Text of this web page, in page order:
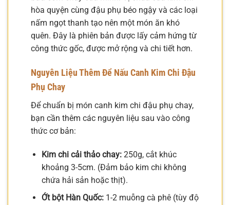
hòa quyện cùng đậu phụ béo ngậy và các loại
nấm ngọt thanh tạo nên một món ăn khó
quên. Đây là phiên bản được lấy cảm hứng từ
công thức gốc, được mở rộng và chi tiết hơn.
Nguyên Liệu Thêm Để Nấu Canh Kim Chi Đậu
Phụ Chay
Để chuẩn bị món canh kim chi đậu phụ chay,
bạn cần thêm các nguyên liệu sau vào công
thức cơ bản:
Kim chi cải thảo chay:250g, cắt khúc
khoảng 3-5cm. (Đảm bảo kim chi không
chứa hải sản hoặc thịt).
Ớt bột Hàn Quốc:1-2 muỗng cà phê (tùy độ